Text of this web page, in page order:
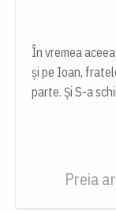
În vremea
și pe Ioan,
parte. Și S-a
Preia